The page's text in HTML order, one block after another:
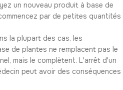
un nouveau produit à base de
par de petites quantités
la plupart des cas, les
de plantes ne remplacent pas le
mais le complètent. L'arrêt d'un
peut avoir des conséquences